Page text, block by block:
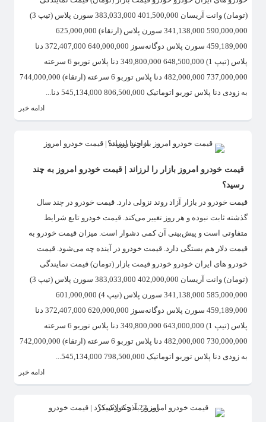
(تومان) وانت آریسان 401,500,000 383,033,000 سورن پلاس (تیپ 3)
590,000,000 341,138,000 سورن پلاس (ارتقاء) 625,000,000
459,189,000 سورن پلاس دوگانه‌سوز 640,000,000 372,407,000 دنا
پلاس (تیپ 1) 648,500,000 349,800,000 دنا پلاس توربو 6 سرعته
737,000,000 482,000,000 دنا پلاس توربو 6 سرعته (ارتقاء) 744,000,000
به زودی دنا پلاس توربو اتوماتیک 806,500,000 545,134,000 دنا...
ادامه خبر
قیمت خودرو امروز بازار را لرزاند | قیمت خودرو امروز به چند
رسید؟
قیمت خودرو در بازار آزاد روند نزولی دارد. قیمت خودرو در چند سال
گذشته ثابت نبوده و هر روز تغییر می‌کند. قیمت خودرو تابع شرایط
متفاوتی است و پیش‌بینی آن کمی دشوار است. میزان قیمت خودرو به
قیمت دلار هم بستگی دارد. قیمت خودرو در آینده چه می‌شود. قیمت
خودرو های ایران خودرو خودرو قیمت بازار (تومان) قیمت نمایندگی
(تومان) وانت آریسان 402,000,000 383,033,000 سورن پلاس (تیپ 3)
585,000,000 341,138,000 سورن پلاس (تیپ 4) 601,000,000
459,189,000 سورن پلاس دوگانه‌سوز 620,000,000 372,407,000 دنا
پلاس (تیپ 1) 643,000,000 349,800,000 دنا پلاس توربو 6 سرعته
730,000,000 482,000,000 دنا پلاس توربو 6 سرعته (ارتقاء) 742,000,000
به زودی دنا پلاس توربو اتوماتیک 798,500,000 545,134,000...
ادامه خبر